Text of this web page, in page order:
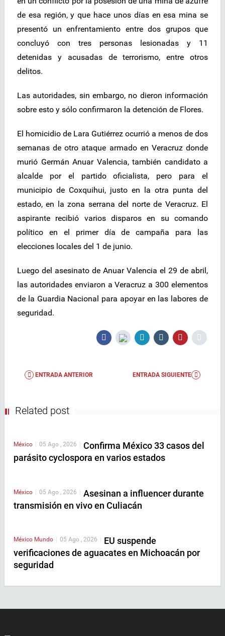
de esa región, y que hace unos días en esa mina se
presentó un enfrentamiento entre dos grupos que
concluyó con tres personas lesionadas y 11
detenidas y acusadas de terrorismo, entre otros
delitos.
Las autoridades, sin embargo, no dieron información
sobre esto y sólo confirmaron la detención de Flores.
El homicidio de Lara Gutiérrez ocurrió a menos de dos
semanas de otro ataque armado en Veracruz donde
murió Germán Anuar Valencia, también candidato a
alcalde por el partido oficialista, pero para el
municipio de Coxquihui, justo en la otra punta del
estado, en la zona serrana del norte de Veracruz. El
aspirante recibió varios disparos en su comando
político en el primer día de campaña para las
elecciones locales del 1 de junio.
Luego del asesinato de Anuar Valencia el 29 de abril,
las autoridades enviaron a Veracruz a 300 elementos
de la Guardia Nacional para apoyar en las labores de
seguridad.
ENTRADA ANTERIOR ENTRADA SIGUIENTE
Related post
México 05 Ago , 2026
Confirma México 33 casos del
parásito cyclospora en varios estados
México | 05 Ago , 2026 | Asesinan a influencer durante
transmisión en vivo en Culiacán
México Mundo 05 Ago , 2026
EU suspende
verificaciones de aguacates en Michoacán por
seguridad